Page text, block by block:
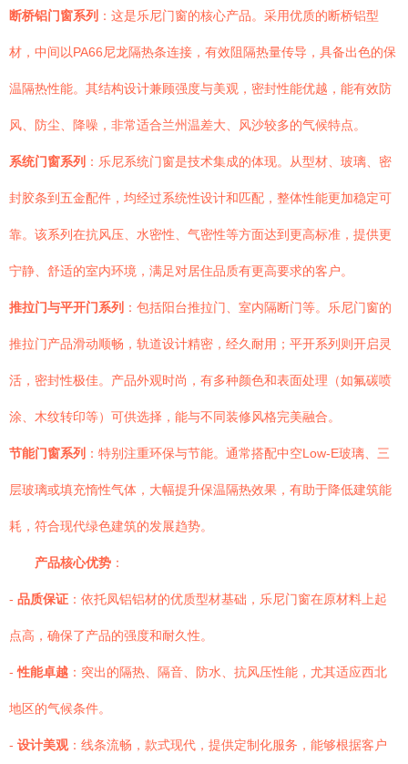
断桥铝门窗系列 ：这是乐尼门窗的核心产品。采用优质的断桥铝型
材，中间以PA66尼龙隔热条连接，有效阻隔热量传导，具备出色的保
温隔热性能。其结构设计兼顾强度与美观，密封性能优越，能有效防
风、防尘、降噪，非常适合兰州温差大、风沙较多的气候特点。
系统门窗系列 ：乐尼系统门窗是技术集成的体现。从型材、玻璃、密
封胶条到五金配件，均经过系统性设计和匹配，整体性能更加稳定可
靠。该系列在抗风压、水密性、气密性等方面达到更高标准，提供更
宁静、舒适的室内环境，满足对居住品质有更高要求的客户。
推拉门与平开门系列 ：包括阳台推拉门、室内隔断门等。乐尼门窗的
推拉门产品滑动顺畅，轨道设计精密，经久耐用；平开系列则开启灵
活，密封性极佳。产品外观时尚，有多种颜色和表面处理（如氟碳喷
涂、木纹转印等）可供选择，能与不同装修风格完美融合。
节能门窗系列 ：特别注重环保与节能。通常搭配中空Low-E玻璃、三
层玻璃或填充惰性气体，大幅提升保温隔热效果，有助于降低建筑能
耗，符合现代绿色建筑的发展趋势。
产品核心优势 ：
- 品质保证 ：依托凤铝铝材的优质型材基础，乐尼门窗在原材料上起
点高，确保了产品的强度和耐久性。
-性能卓越 ：突出的隔热、隔音、防水、抗风压性能，尤其适应西北
地区的气候条件。
- 设计美观：线条流畅，款式现代，提供定制化服务，能够根据客户